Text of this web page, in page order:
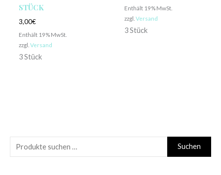
u
Suchen
STÜCK
3,00€
Enthält 19% MwSt.
zzgl. Versand
3 Stück
Enthält 19% MwSt.
zzgl. Versand
3 Stück